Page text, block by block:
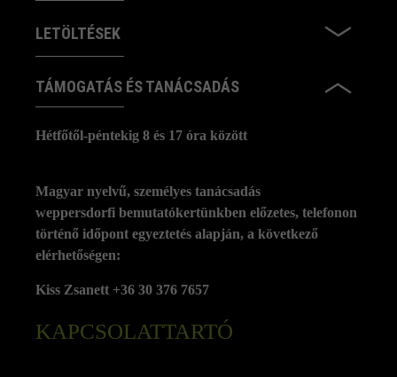
LETÖLTÉSEK
TÁMOGATÁS ÉS TANÁCSADÁS
Hétfőtől-péntekig 8 és 17 óra között
KAPCSOLATTARTÓ
Magyar nyelvű, személyes tanácsadás
weppersdorfi bemutatókertünkben előzetes, telefonon
történő időpont egyeztetés alapján, a következő
elérhetőségen:
Kiss Zsanett +36 30 376 7657